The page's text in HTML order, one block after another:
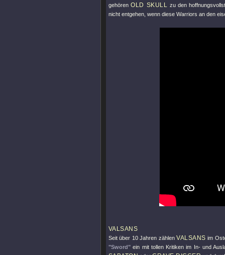
gehörenOLD SKULL zu den
nicht entgehen, wenn diese Warriors an den
VALSANS
Seit über 10 Jahren zählenVALSANS im
"Sword" ein mit tollen Kritiken im In- und